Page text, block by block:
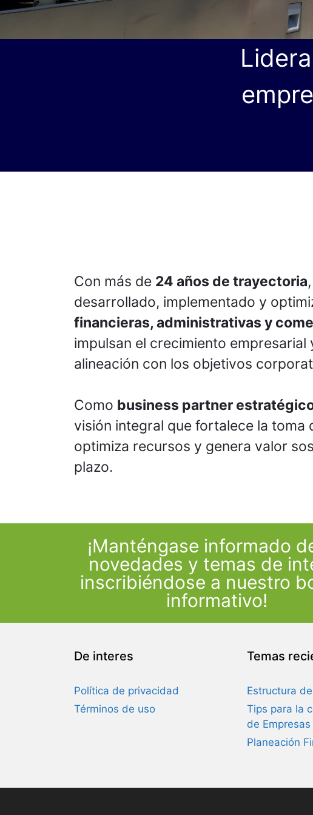
Con más de 24 años de trayectoria
desarrollado, implementado y
financieras, administrativas y
impulsan el crecimiento empresarial
alineación con los objetivos
Como business partner
visión integral que fortalece la toma
optimiza recursos y genera valor
plazo.
¡Manténgase informado
novedades y temas de
inscribiéndose a nuestro
informativo!
De interes
Política de privacidad
Términos de uso
Temas
Estructura
Tips para la
de Empresas
Planeación